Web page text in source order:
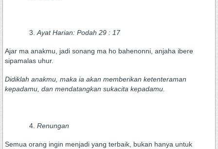
Ayat Harian: Podah 29 : 17
Ajar ma anakmu, jadi sonang ma ho bahenonni, anjaha ibere
sipamalas uhur.
Didiklah anakmu, maka ia akan memberikan ketenteraman
kepadamu, dan mendatangkan sukacita kepadamu.
Renungan
Semua orang ingin menjadi yang terbaik, bukan hanya untuk